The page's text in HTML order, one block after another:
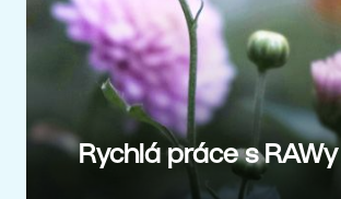
Rychlá práce s RAWy